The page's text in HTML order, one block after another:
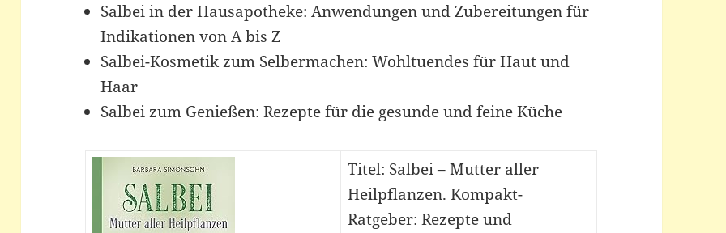
Salbei in der Hausapotheke: Anwendungen und Zubereitungen für
Indikationen von A bis Z
Salbei-Kosmetik zum Selbermachen: Wohltuendes für Haut und
Haar
Salbei zum Genießen: Rezepte für die gesunde und feine Küche
Titel: Salbei – Mutter aller
Heilpflanzen. Kompakt-
Ratgeber: Rezepte und